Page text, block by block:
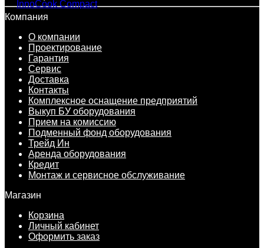
Компания
О компании
Проектирование
Гарантия
Сервис
Доставка
Контакты
Комплексное оснащение предприятий
Выкуп БУ оборудования
Прием на комиссию
Подменный фонд оборудования
Трейд Ин
Аренда оборудования
Кредит
Монтаж и сервисное обслуживание
Магазин
Корзина
Личный кабинет
Оформить заказ